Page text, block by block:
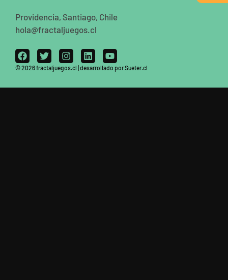
Providencia, Santiago, Chile
hola@fractaljuegos.cl
© 2026 fractaljuegos.cl | desarrollado por Sueter.cl